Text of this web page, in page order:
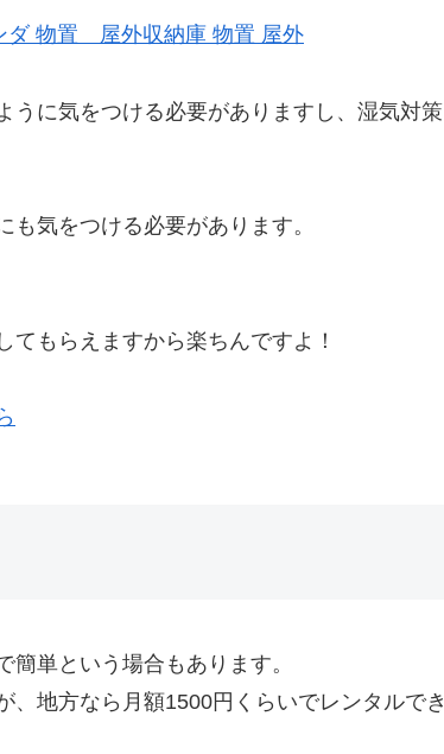
物置 屋外収納庫 物置 屋外
うに気をつける必要がありますし、湿気対策
気をつける必要があります。
もらえますから楽ちんですよ！
単という場合もあります。
地方なら月額1500円くらいでレンタルでき